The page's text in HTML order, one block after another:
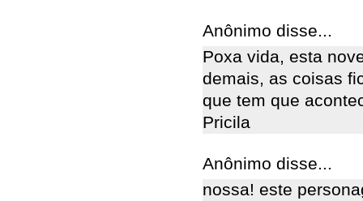
Anônimo disse...
Poxa vida, esta
demais, as coisas
que tem que
Pricila
Anônimo disse...
nossa! este